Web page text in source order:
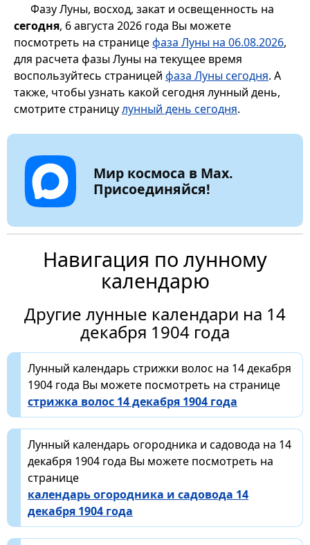
Фазу Луны, восход, закат и освещенность на
сегодня, 6 августа 2026 года Вы можете
посмотреть на страницефаза Луны на 06.08.2026,
для расчета фазы Луны на текущее время
воспользуйтесь страницей фаза Луны сегодня. А
также, чтобы узнать какой сегодня лунный день,
смотрите страницулунный день сегодня.
Мир космоса в Max.
Присоединяйся!
Навигация по лунному
календарю
Другие лунные календари на 14
декабря 1904 года
Лунный календарь стрижки волос на 14 декабря
1904 года Вы можете посмотреть на странице
стрижка волос 14 декабря 1904 года
Лунный календарь огородника и садовода на 14
декабря 1904 года Вы можете посмотреть на
странице
календарь огородника и садовода 14
декабря 1904 года